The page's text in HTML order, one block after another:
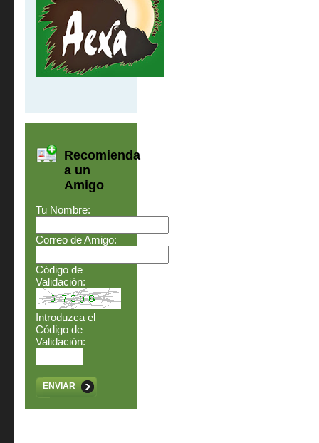
Recomienda
a un
Amigo
Tu Nombre:
Correo de Amigo:
Código de
Validación:
Introduzca el
Código de
Validación:
ENVIAR